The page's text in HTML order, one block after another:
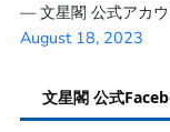
— 文星閣 公式アカ
August 18, 2023
文星閣 公式